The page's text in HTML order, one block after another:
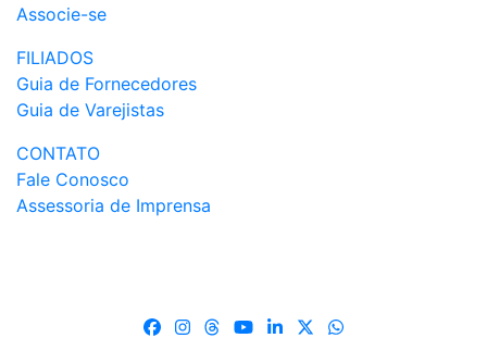
Associe-se
FILIADOS
Guia de Fornecedores
Guia de Varejistas
CONTATO
Fale Conosco
Assessoria de Imprensa